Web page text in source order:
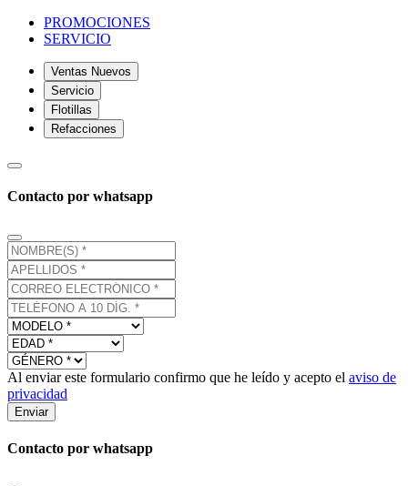
PROMOCIONES
SERVICIO
Ventas Nuevos
Servicio
Flotillas
Refacciones
Contacto por whatsapp
Al enviar este formulario confirmo que he leído y acepto el aviso de
privacidad
Enviar
Contacto por whatsapp